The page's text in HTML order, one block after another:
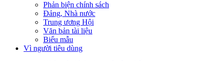
Phản biện chính sách
Đảng, Nhà nước
Trung ương Hội
Văn bản tài liệu
Biểu mẫu
Vì người tiêu dùng